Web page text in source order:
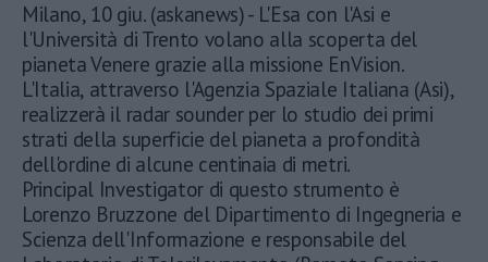
Milano, 10 giu. (askanews) - L'Esa con l'Asi e
l'Università di Trento volano alla scoperta del
pianeta Venere grazie alla missione EnVision.
L'Italia, attraverso l'Agenzia Spaziale Italiana (Asi),
realizzerà il radar sounder per lo studio dei primi
strati della superficie del pianeta a profondità
dell'ordine di alcune centinaia di metri.
Principal Investigator di questo strumento è
Lorenzo Bruzzone del Dipartimento di Ingegneria e
Scienza dell'Informazione e responsabile del